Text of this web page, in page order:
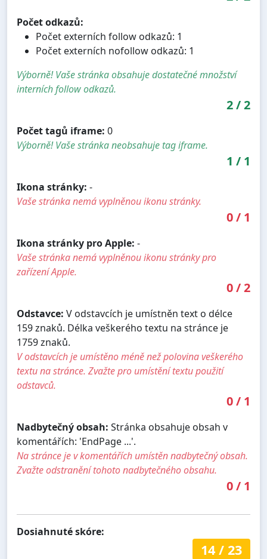
Počet odkazů:
Počet externích follow odkazů: 1
Počet externích nofollow odkazů: 1
Výborně! Vaše stránka obsahuje dostatečné množství
interních follow odkazů.
2/2
Počet tagů iframe: 0
Výborně! Vaše stránka neobsahuje tag iframe.
1 / 1
Ikona stránky: -
Vaše stránka nemá vyplněnou ikonu stránky.
0/ 1
Ikona stránky pro Apple: -
Vaše stránka nemá vyplněnou ikonu stránky pro
zařízení Apple.
0/2
Odstavce: V odstavcích je umístněn text o délce
159 znaků. Délka veškerého textu na stránce je
1759 znaků.
V odstavcích je umístěno méně než polovina veškerého
textu na stránce. Zvažte pro umístění textu použití
odstavců.
0/ 1
Nadbytečný obsah: Stránka obsahuje obsah v
komentářích: 'EndPage ...'.
Na stránce je v komentářích umístěn nadbytečný obsah.
Zvažte odstranění tohoto nadbytečného obsahu.
0/ 1
Dosiahnuté skóre:
14/ 23